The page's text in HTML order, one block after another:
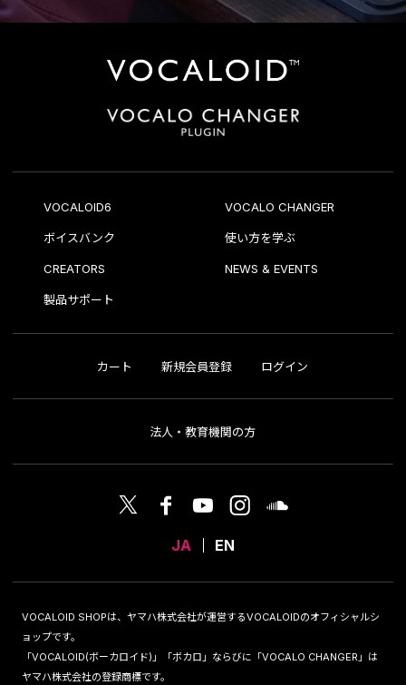
VOCALOID6 VOCALO CHANGER
ボイスバンク 使い方を学ぶ
CREATORS NEWS & EVENTS
製品サポート
カート 新規会員登録 ログイン
法人・教育機関の方
JA EN
VOCALOID SHOPは、ヤマハ株式会社が運営するVOCALOIDのオフィシャルシ
ョップです。
「VOCALOID(ボーカロイド)」「ボカロ」ならびに「VOCALO CHANGER」は
ヤマハ株式会社の登録商標です。